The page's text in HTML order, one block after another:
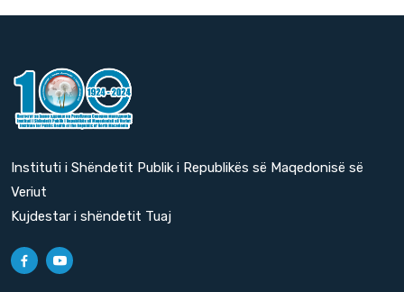
Instituti i Shëndetit Publik i Republikës së Maqedonisë së
Veriut
Kujdestar i shëndetit Tuaj